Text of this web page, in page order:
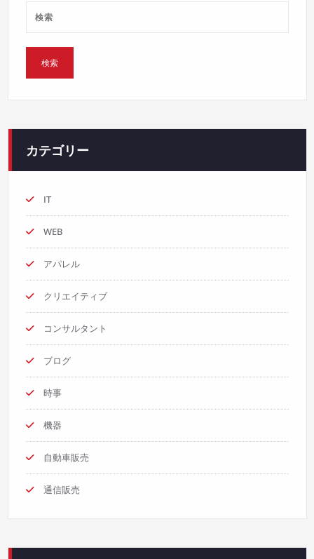
カテゴリー
IT
WEB
アパレル
クリエイティブ
コンサルタント
ブログ
時事
機器
自動車販売
通信販売